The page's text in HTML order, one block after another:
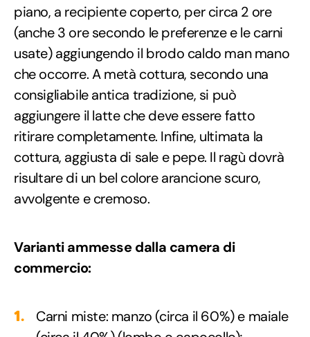
piano, a recipiente coperto, per circa 2 ore
(anche 3 ore secondo le preferenze e le carni
usate) aggiungendo il brodo caldo man mano
che occorre. A metà cottura, secondo una
consigliabile antica tradizione, si può
aggiungere il latte che deve essere fatto
ritirare completamente. Infine, ultimata la
cottura, aggiusta di sale e pepe. Il ragù dovrà
risultare di un bel colore arancione scuro,
avvolgente e cremoso.
Varianti ammesse dalla camera di
commercio:
Carni miste: manzo (circa il 60%) e maiale